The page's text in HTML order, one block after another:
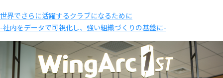
世界でさらに活躍するクラブになるために
-社内をデータで可視化し、強い組織づくりの基盤に-